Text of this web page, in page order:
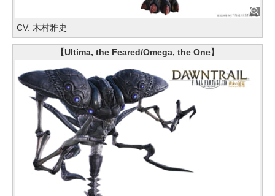
CV. 木村雅史
【Ultima, the Feared/Omega, the One】